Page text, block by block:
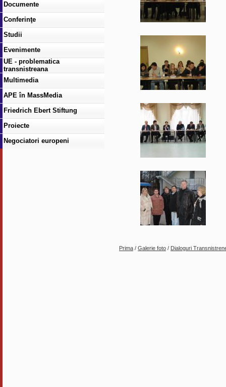
Documente
Conferinţe
Studii
Evenimente
UE - problematica
transnistreana
Multimedia
APE în MassMedia
Friedrich Ebert Stiftung
Proiecte
Negociatori europeni
Prima / Galerie foto / Dialoguri